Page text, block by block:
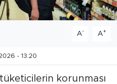
A- A+
- 13:20
korunması